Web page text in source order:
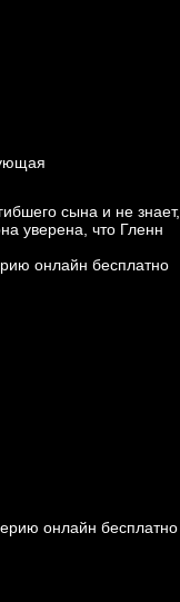
сына и не знает,
уверена, что Гленн
онлайн бесплатно